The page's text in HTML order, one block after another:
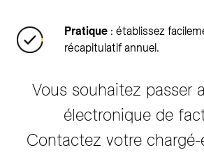
Pratique : établissez
récapitulatif annuel.
Vous souhaitez passer
électronique de
Contactez votre